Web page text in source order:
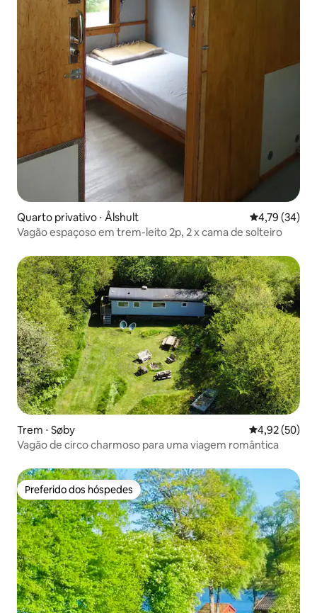
Quarto privativo ⋅ Ålshult 4,79 de uma
4,79 (34)
Vagão espaçoso em trem-leito 2p, 2 x cama de solteiro
Trem ⋅ Søby 4,92 de uma
4,92 (50)
Vagão de circo charmoso para uma viagem romântica
Preferido dos hóspedes
Preferido dos hóspedes